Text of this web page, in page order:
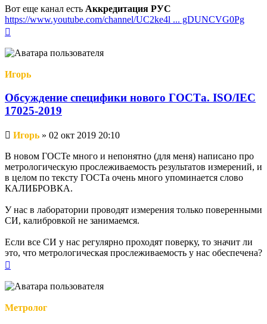
Вот еще канал есть Аккредитация РУС
https://www.youtube.com/channel/UC2ke4l ... gDUNCVG0Pg
началу
Игорь
Обсуждение специфики нового ГОСТа. ISO/IEC
17025-2019
Непрочитанное
сообщение
Игорь » 02 окт 2019 20:10
В новом ГОСТе много и непонятно (для меня) написано про
метрологическую прослеживаемость результатов измерений, и
в целом по тексту ГОСТа очень много упоминается слово
КАЛИБРОВКА.
У нас в лаборатории проводят измерения только поверенными
СИ, калибровкой не занимаемся.
Если все СИ у нас регулярно проходят поверку, то значит ли
это, что метрологическая прослеживаемость у нас обеспечена?
началу
Метролог